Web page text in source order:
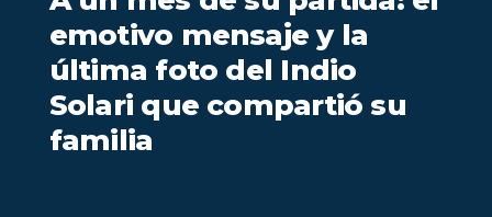
emotivo mensaje y la
última foto del Indio
Solari que compartió su
familia